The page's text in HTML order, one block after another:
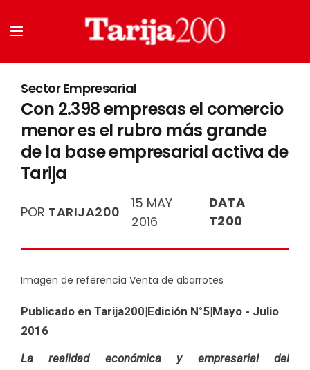
Sector Empresarial
Con 2.398 empresas el comercio
menor es el rubro más grande
de la base empresarial activa de
Tarija
POR TARIJA200
15 MAY
2016
DATA
T200
Imagen de referencia Venta de abarrotes
Publicado en Tarija200|Edición N°5|Mayo - Julio
2016
La realidad económica y empresarial del